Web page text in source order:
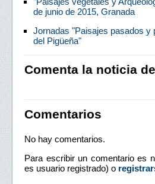
de junio de 2015, Granada
Jornadas "Paisajes pasados y
del Pigüeña"
Comenta la noticia
Comentarios
No hay comentarios.
Para escribir un comentario es
es usuario registrado) o